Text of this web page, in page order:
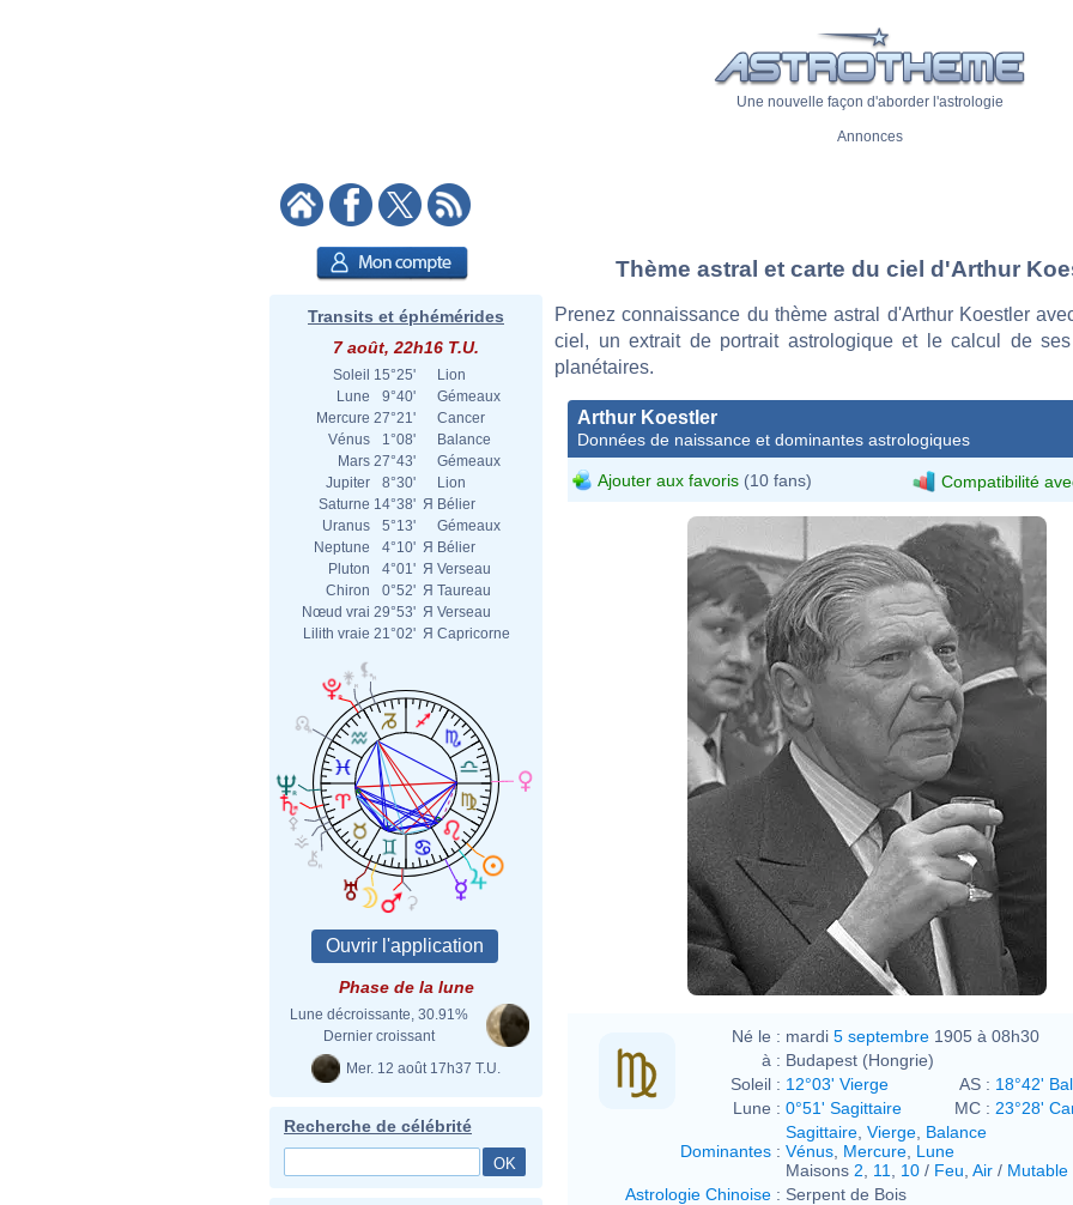
Une nouvelle façon d'aborder l'astrologie
Annonces
Transits et éphémérides
7 août, 22h16 T.U.
Soleil 15°25'
Lion
Lune
9°40'
Gémeaux
Mercure 27°21'
Cancer
Vénus
1°08'
Balance
Mars 27°43'
Gémeaux
Jupiter
8°30'
Lion
Saturne 14°38' Я Bélier
Uranus
5°13'
Gémeaux
Neptune
4°10' Я Bélier
Pluton
4°01' Я Verseau
Chiron
0°52' Я Taureau
Nœud vrai 29°53' Я Verseau
Lilith vraie 21°02' Я Capricorne
Phase de la lune
Lune décroissante, 30.91%
Dernier croissant
Mer. 12 août 17h37 T.U.
Recherche de célébrité
Thème astral et carte du ciel d'Arthur
Prenez connaissance du thème astral d'Arthur Koestler
ciel, un extrait de portrait astrologique et le calcul de
planétaires.
Arthur Koestler
Données de naissance et dominantes astrologiques
Ajouter aux favoris (10 fans) Compatibilité
Né le : mardi 5 septembre 1905 à 08h30
à : Budapest (Hongrie)
Soleil : 12°03' Vierge AS : 18°42'
Lune : 0°51' Sagittaire MC : 23°28'
Dominantes :
Sagittaire Vierge Balance
Vénus Mercure Lune
Maisons 2 11 10 / Feu Air / Mutable
Astrologie Chinoise : Serpent de Bois